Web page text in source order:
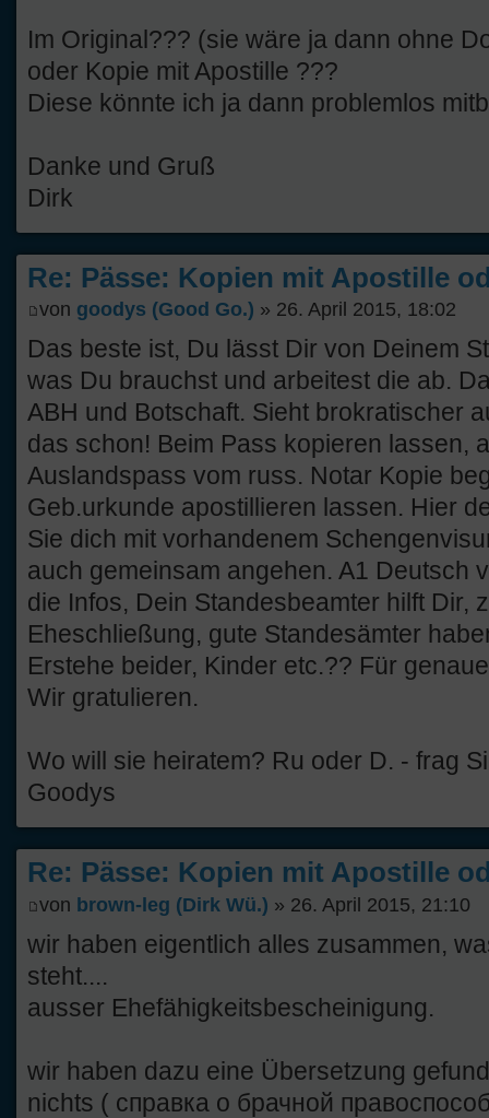
Im Original??? (sie wäre ja dann ohne
oder Kopie mit Apostille ???
Diese könnte ich ja dann problemlos
Danke und Gruß
Dirk
Re: Pässe: Kopien mit Apostille
von goodys (Good Go.) » 26. April 2015, 18:02
Das beste ist, Du lässt Dir von Deinem
was Du brauchst und arbeitest die ab.
ABH und Botschaft. Sieht brokratischer
das schon! Beim Pass kopieren lassen,
Auslandspass vom russ. Notar Kopie
Geb.urkunde apostillieren lassen. Hier
Sie dich mit vorhandenem
auch gemeinsam angehen. A1 Deutsch
die Infos, Dein Standesbeamter hilft Dir,
Eheschließung, gute Standesämter
Erstehe beider, Kinder etc.?? Für
Wir gratulieren.
Wo will sie heiratem? Ru oder D. - frag
Goodys
Re: Pässe: Kopien mit Apostille
von brown-leg (Dirk Wü.) » 26. April 2015, 21:10
wir haben eigentlich alles zusammen,
steht....
ausser Ehefähigkeitsbescheinigung.
wir haben dazu eine Übersetzung
nichts ( справка о брачной